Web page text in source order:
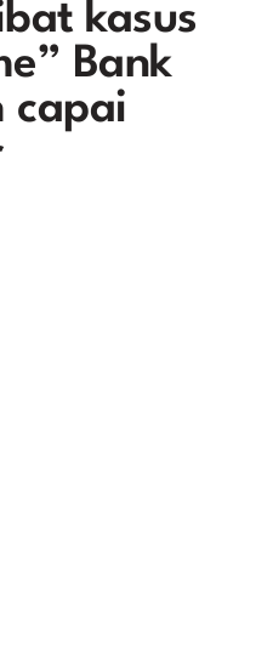
kasus
Bank
capai